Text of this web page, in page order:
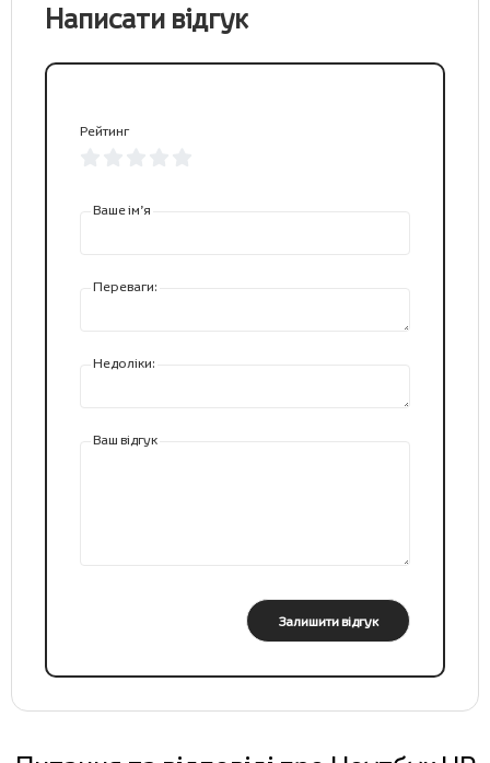
Написати відгук
Рейтинг
Ваше ім’я
Переваги:
Недоліки:
Ваш відгук
Залишити відгук